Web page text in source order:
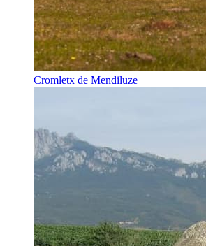
Cromletx de Mendiluze